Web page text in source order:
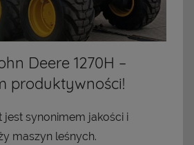
Deere 1270H –
produktywności!
jest synonimem jakości i
maszyn leśnych.